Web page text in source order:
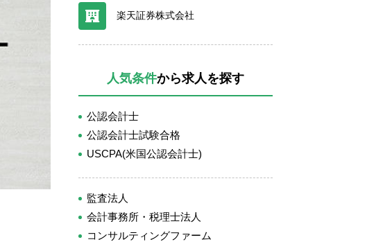
楽天証券株式会社
人気条件から求人を探す
公認会計士
公認会計士試験合格
USCPA(米国公認会計士)
監査法人
会計事務所・税理士法人
コンサルティングファーム